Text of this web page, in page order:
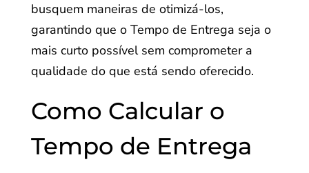
busquem maneiras de otimizá-los,
garantindo que o Tempo de Entrega seja o
mais curto possível sem comprometer a
qualidade do que está sendo oferecido.
Como Calcular o
Tempo de Entrega